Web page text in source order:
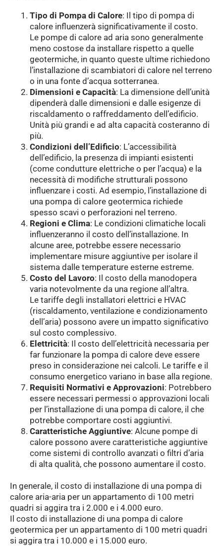
Tipo di Pompa di Calore: Il tipo di pompa di
calore influenzerà significativamente il costo.
Le pompe di calore ad aria sono generalmente
meno costose da installare rispetto a quelle
geotermiche, in quanto queste ultime richiedono
l’installazione di scambiatori di calore nel terreno
o in una fonte d’acqua sotterranea.
Dimensioni e Capacità: La dimensione dell’unità
dipenderà dalle dimensioni e dalle esigenze di
riscaldamento o raffreddamento dell’edificio.
Unità più grandi e ad alta capacità costeranno di
più.
Condizioni dell’Edificio: L’accessibilità
dell’edificio, la presenza di impianti esistenti
(come condutture elettriche o per l’acqua) e la
necessità di modifiche strutturali possono
influenzare i costi. Ad esempio, l’installazione di
una pompa di calore geotermica richiede
spesso scavi o perforazioni nel terreno.
Regioni e Clima: Le condizioni climatiche locali
influenzeranno il costo dell’installazione. In
alcune aree, potrebbe essere necessario
implementare misure aggiuntive per isolare il
sistema dalle temperature esterne estreme.
Costo del Lavoro: Il costo della manodopera
varia notevolmente da una regione all’altra.
Le tariffe degli installatori elettrici e HVAC
(riscaldamento, ventilazione e condizionamento
dell’aria) possono avere un impatto significativo
sul costo complessivo.
Elettricità: Il costo dell’elettricità necessaria per
far funzionare la pompa di calore deve essere
preso in considerazione nei calcoli. Le tariffe e il
consumo energetico variano in base alla regione.
Requisiti Normativi e Approvazioni: Potrebbero
essere necessari permessi o approvazioni locali
per l’installazione di una pompa di calore, il che
potrebbe comportare costi aggiuntivi.
Caratteristiche Aggiuntive: Alcune pompe di
calore possono avere caratteristiche aggiuntive
come sistemi di controllo avanzati o filtri d’aria
di alta qualità, che possono aumentare il costo.
In generale, il costo di installazione di una pompa di
calore aria-aria per un appartamento di 100 metri
quadri si aggira tra i 2.000 e i 4.000 euro.
Il costo di installazione di una pompa di calore
geotermica per un appartamento di 100 metri quadri
si aggira tra i 10.000 e i 15.000 euro.